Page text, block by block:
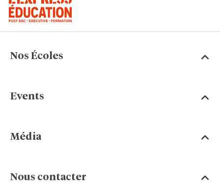
Nos Écoles
Events
Média
Nous contacter